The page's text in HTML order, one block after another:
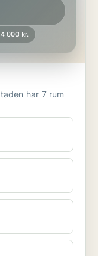
000 kr.